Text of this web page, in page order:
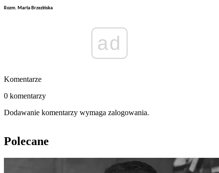
Rozm. Marta Brzezińska
ad
Komentarze
0 komentarzy
Dodawanie komentarzy wymaga zalogowania.
Polecane